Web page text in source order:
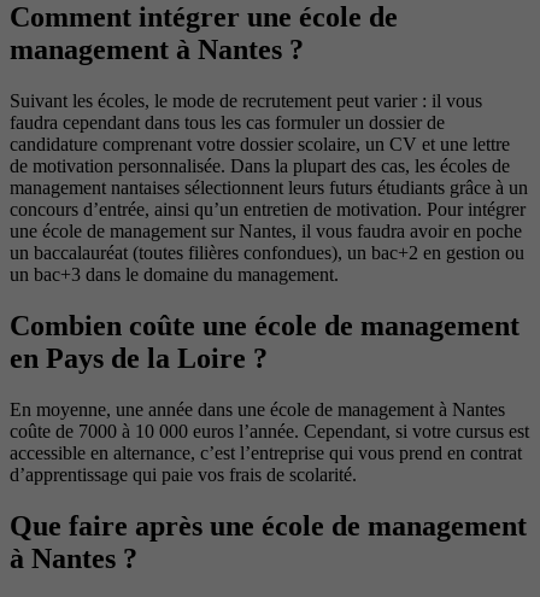
Comment intégrer une école de
management à Nantes ?
Suivant les écoles, le mode de recrutement peut varier : il vous
faudra cependant dans tous les cas formuler un dossier de
candidature comprenant votre dossier scolaire, un CV et une lettre
de motivation personnalisée. Dans la plupart des cas, les écoles de
management nantaises sélectionnent leurs futurs étudiants grâce à un
concours d’entrée, ainsi qu’un entretien de motivation. Pour intégrer
une école de management sur Nantes, il vous faudra avoir en poche
un baccalauréat (toutes filières confondues), un bac+2 en gestion ou
un bac+3 dans le domaine du management.
Combien coûte une école de management
en Pays de la Loire ?
En moyenne, une année dans une école de management à Nantes
coûte de 7000 à 10 000 euros l’année. Cependant, si votre cursus est
accessible en alternance, c’est l’entreprise qui vous prend en contrat
d’apprentissage qui paie vos frais de scolarité.
Que faire après une école de management
à Nantes ?